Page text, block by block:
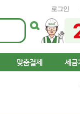
로그인